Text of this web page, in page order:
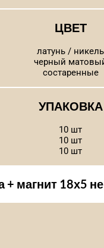
ЦВЕТ
латунь / никель
черный
состаренные
УПАКОВКА
10 шт
10 шт
10 шт
+ магнит 18х5